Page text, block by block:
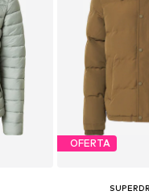
OFERTA